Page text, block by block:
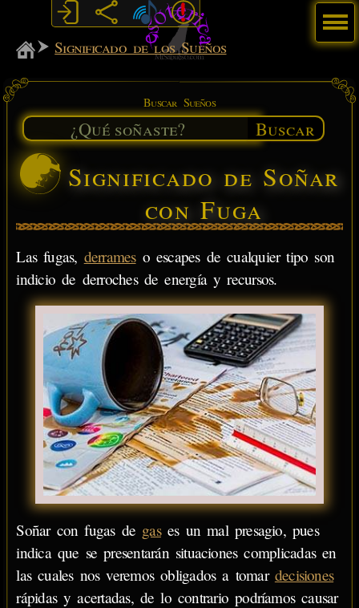
MiSabueso
Significado de los Sueños
Buscar Sueños
Buscar
Significado de Soñar
con Fuga
Las fugas, derrameso escapes de cualquier tipo son
indicio de derroches de energía y recursos.
Soñar con fugas de gases un mal presagio, pues
indica que se presentarán situaciones complicadas en
las cuales nos veremos obligados a tomar decisiones
rápidas y acertadas, de lo contrario podríamos causar
Menú